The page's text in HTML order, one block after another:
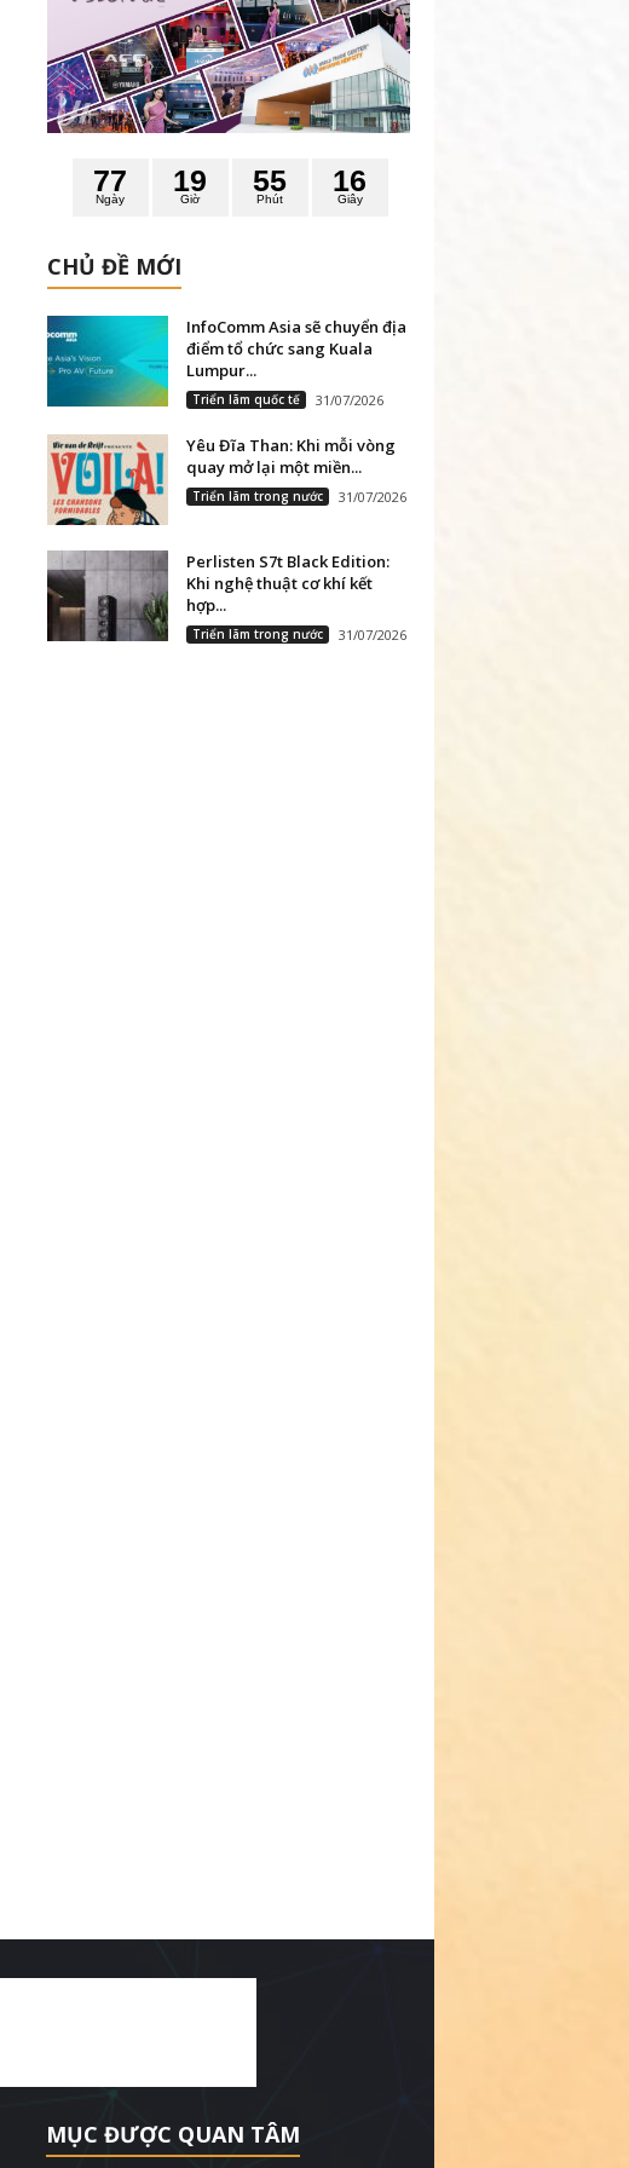
Ngày
77
Giờ
19
Phút
55
Giây
15
6
CHỦ ĐỀ MỚI
InfoComm Asia sẽ chuyển địa
điểm tổ chức sang Kuala
Lumpur...
Triển lãm quốc tế 31/07/2026
Yêu Đĩa Than: Khi mỗi vòng
quay mở lại một miền...
Triển lãm trong nước 31/07/2026
Perlisten S7t Black Edition:
Khi nghệ thuật cơ khí kết
hợp...
Triển lãm trong nước 31/07/2026
MỤC ĐƯỢC QUAN TÂM